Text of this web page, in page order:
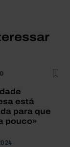
está
para que
pouco»